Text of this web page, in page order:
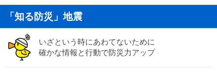
「知る防災」地震
いざという時にあわてないために
確かな情報と行動で防災力アップ